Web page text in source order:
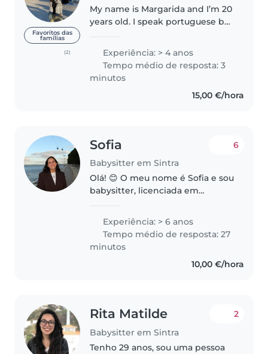
Favoritos das
famílias
(2)
My name is Margarida and I’m 20
years old. I speak portuguese but
walk with my dog in the beach
and listening music...
Experiência: > 4 anos
Tempo médio de resposta: 3
minutos
15,00 €/hora
Sofia
Babysitter em Sintra
6
Olá! 😊 O meu nome é Sofia e sou
babysitter, licenciada em
frequentar o mestrado em
Psicologia Clínica. Acredito que o
cuidado com uma criança exige
Experiência: > 6 anos
Tempo médio de resposta: 27
minutos
10,00 €/hora
Rita Matilde
Babysitter em Sintra
2
Tenho 29 anos, sou uma pessoa